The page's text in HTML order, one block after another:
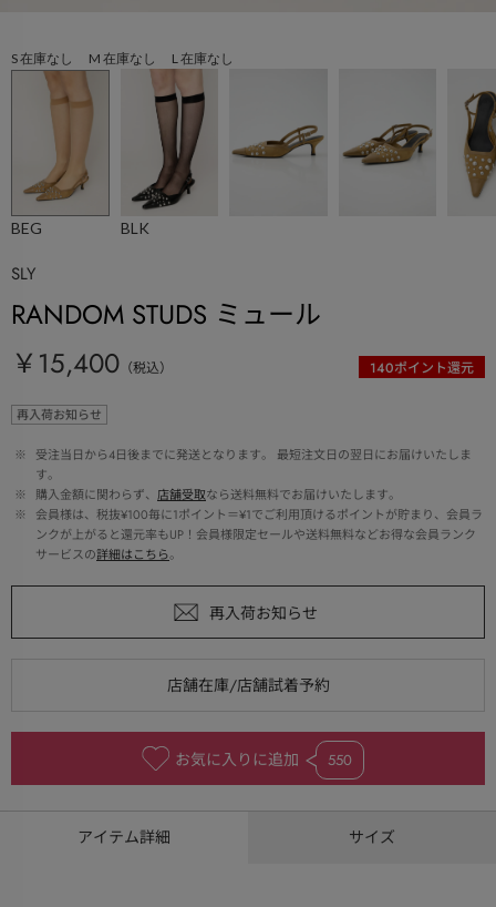
S 在庫なし M 在庫なし L 在庫なし
BEG BLK
SLY
RANDOM STUDS ミュール
￥15,400 （税込） 140ポイント還元
再入荷お知らせ
※
受注当日から4日後までに発送となります。 最短注文日の翌日にお届けいたしま
す。
※
購入金額に関わらず、 店舗受取なら送料無料でお届けいたします。
※
会員様は、税抜¥100毎に1ポイント＝¥1でご利用頂けるポイントが貯まり、会員ラ
ンクが上がると還元率もUP！会員様限定セールや送料無料などお得な会員ランク
サービスの詳細はこちら。
お気に入りに追加 550
アイテム詳細 サイズ